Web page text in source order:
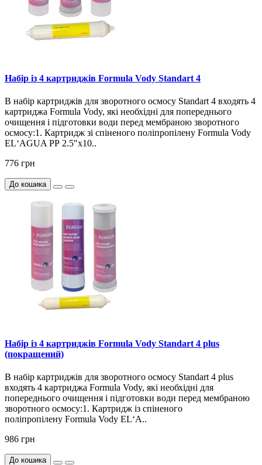
Набір із 4 картриджів Formula Vody Standart 4
В набір картриджів для зворотного осмосу Standart 4 входять 4
картриджа Formula Vody, які необхідні для попереднього
очищення і підготовки води перед мембраною зворотного
осмосу:1. Картридж зі спіненого поліпропілену Formula Vody
EL‘AGUA РР 2.5"х10..
776 грн
До кошика
Набір із 4 картриджів Formula Vody Standart 4 plus
(покращений)
В набір картриджів для зворотного осмосу Standart 4 plus
входять 4 картриджа Formula Vody, які необхідні для
попереднього очищення і підготовки води перед мембраною
зворотного осмосу:1. Картридж із спіненого
поліпропілену Formula Vody EL‘A..
986 грн
До кошика